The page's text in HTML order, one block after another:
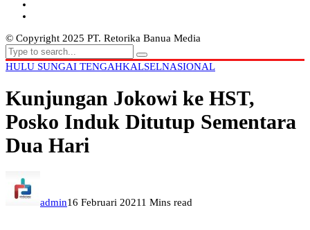
© Copyright 2025 PT. Retorika Banua Media
HULU SUNGAI TENGAHKALSELNASIONAL
Kunjungan Jokowi ke HST,
Posko Induk Ditutup Sementara
Dua Hari
admin16 Februari 20211 Mins read